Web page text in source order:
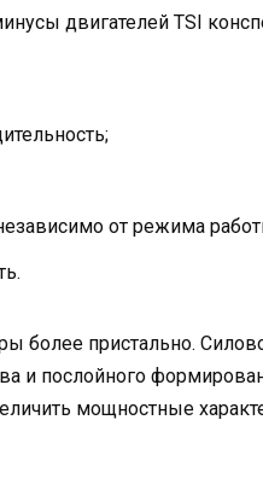
двигателей TSI
от режима
более пристально.
и послойного
мощностные